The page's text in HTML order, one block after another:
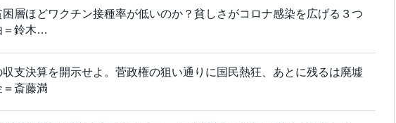
困層ほどワクチン接種率が低いのか？貧しさがコロナ感染を広げる３つ
＝鈴木…
収支決算を開示せよ。菅政権の狙い通りに国民熱狂、あとに残るは廃墟
＝斎藤満